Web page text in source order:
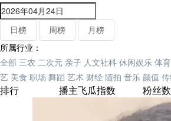
日榜 周榜
月榜
所属行业：
全部 三农 二次元 亲子 人文社科 休闲娱乐 体育
艺 美食 职场 舞蹈 艺术 财经 随拍 音乐 颜值
排行 播主飞瓜指数 粉丝数